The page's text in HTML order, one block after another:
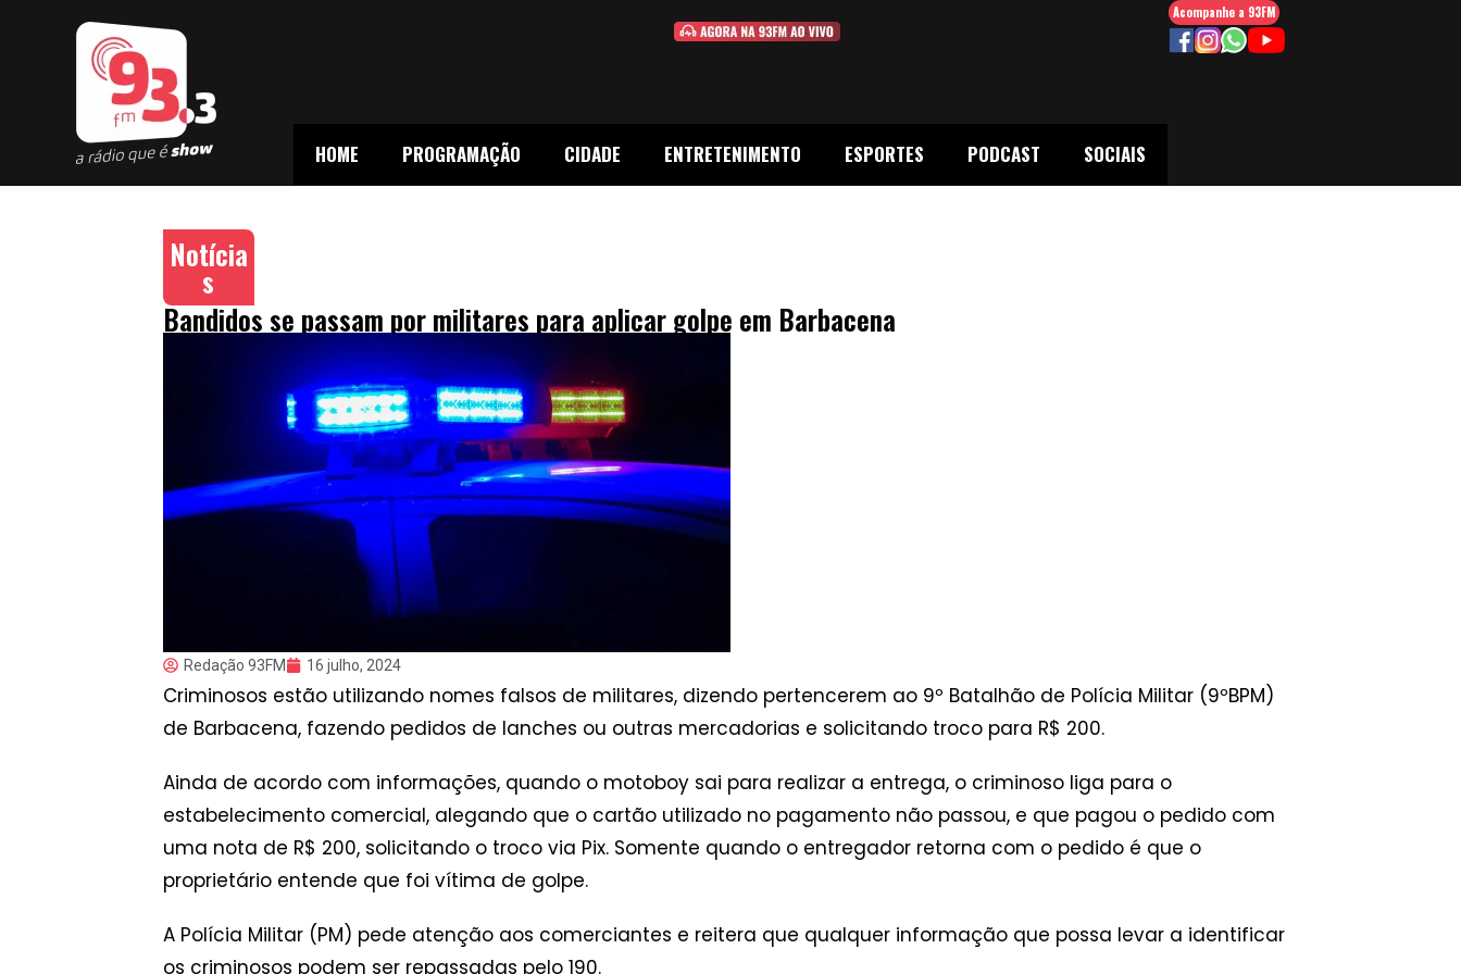
HOME PROGRAMAÇÃO CIDADE ENTRETENIMENTO ESPORTES PODCAST SOCIAIS
Acompanhe a 93FM
Notícia
s
Bandidos se passam por militares para aplicar golpe em Barbacena
Redação 93FM 16 julho, 2024
Criminosos estão utilizando nomes falsos de militares, dizendo pertencerem ao 9º Batalhão de Polícia Militar (9ºBPM)
de Barbacena, fazendo pedidos de lanches ou outras mercadorias e solicitando troco para R$ 200.
Ainda de acordo com informações, quando o motoboy sai para realizar a entrega, o criminoso liga para o
estabelecimento comercial, alegando que o cartão utilizado no pagamento não passou, e que pagou o pedido com
uma nota de R$ 200, solicitando o troco via Pix. Somente quando o entregador retorna com o pedido é que o
proprietário entende que foi vítima de golpe.
A Polícia Militar (PM) pede atenção aos comerciantes e reitera que qualquer informação que possa levar a identificar
os criminosos podem ser repassadas pelo 190.